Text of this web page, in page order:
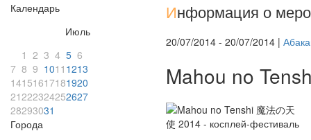
Календарь
Июль
1 2 3 4 5 6
7 8 9 1011 1213
14151617181920
21222324252627
28293031
Города
Информация о
20/07/2014 - 20/07/2014 |
Mahou no